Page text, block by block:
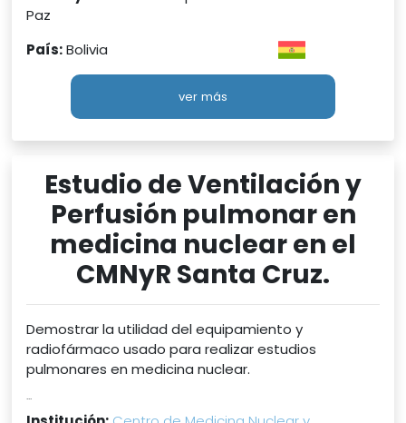
Paz
País:Bolivia
ver más
Estudio de Ventilación y
Perfusión pulmonar en
medicina nuclear en el
CMNyR Santa Cruz.
Demostrar la utilidad del equipamiento y
radiofármaco usado para realizar estudios
pulmonares en medicina nuclear.
...